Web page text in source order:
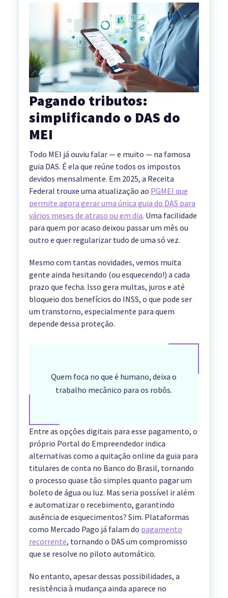
Pagando tributos:
simplificando o DAS do
MEI
Todo MEI já ouviu falar — e muito — na famosa
guia DAS. É ela que reúne todos os impostos
devidos mensalmente. Em 2025, a Receita
Federal trouxe uma atualização ao PGMEI que
permite agora gerar uma única guia do DAS para
vários meses de atraso ou em dia. Uma facilidade
para quem por acaso deixou passar um mês ou
outro e quer regularizar tudo de uma só vez.
Mesmo com tantas novidades, vemos muita
gente ainda hesitando (ou esquecendo!) a cada
prazo que fecha. Isso gera multas, juros e até
bloqueio dos benefícios do INSS, o que pode ser
um transtorno, especialmente para quem
depende dessa proteção.
Quem foca no que é humano, deixa o
trabalho mecânico para os robôs.
Entre as opções digitais para esse pagamento, o
próprio Portal do Empreendedor indica
alternativas como a quitação online da guia para
titulares de conta no Banco do Brasil, tornando
o processo quase tão simples quanto pagar um
boleto de água ou luz. Mas seria possível ir além
e automatizar o recebimento, garantindo
ausência de esquecimentos? Sim. Plataformas
como Mercado Pago já falam do pagamento
recorrente, tornando o DAS um compromisso
que se resolve no piloto automático.
No entanto, apesar dessas possibilidades, a
resistência à mudança ainda aparece no